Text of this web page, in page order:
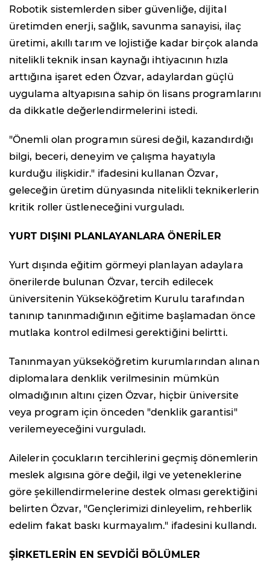
Robotik sistemlerden siber güvenliğe, dijital
üretimden enerji, sağlık, savunma sanayisi, ilaç
üretimi, akıllı tarım ve lojistiğe kadar birçok alanda
nitelikli teknik insan kaynağı ihtiyacının hızla
arttığına işaret eden Özvar, adaylardan güçlü
uygulama altyapısına sahip ön lisans programlarını
da dikkatle değerlendirmelerini istedi.
"Önemli olan programın süresi değil, kazandırdığı
bilgi, beceri, deneyim ve çalışma hayatıyla
kurduğu ilişkidir." ifadesini kullanan Özvar,
geleceğin üretim dünyasında nitelikli teknikerlerin
kritik roller üstleneceğini vurguladı.
YURT DIŞINI PLANLAYANLARA ÖNERİLER
Yurt dışında eğitim görmeyi planlayan adaylara
önerilerde bulunan Özvar, tercih edilecek
üniversitenin Yükseköğretim Kurulu tarafından
tanınıp tanınmadığının eğitime başlamadan önce
mutlaka kontrol edilmesi gerektiğini belirtti.
Tanınmayan yükseköğretim kurumlarından alınan
diplomalara denklik verilmesinin mümkün
olmadığının altını çizen Özvar, hiçbir üniversite
veya program için önceden "denklik garantisi"
verilemeyeceğini vurguladı.
Ailelerin çocukların tercihlerini geçmiş dönemlerin
meslek algısına göre değil, ilgi ve yeteneklerine
göre şekillendirmelerine destek olması gerektiğini
belirten Özvar, "Gençlerimizi dinleyelim, rehberlik
edelim fakat baskı kurmayalım." ifadesini kullandı.
ŞİRKETLERİN EN SEVDİĞİ BÖLÜMLER